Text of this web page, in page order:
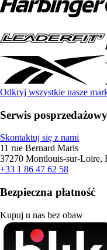
Odkryj wszystkie nasze
Serwis
Skontaktuj się z nami
11 rue Bernard Maris
37270 Montlouis-sur-Loire,
+33 1 86 47 62 58
Bezpieczna płatność
Kupuj u nas bez obaw